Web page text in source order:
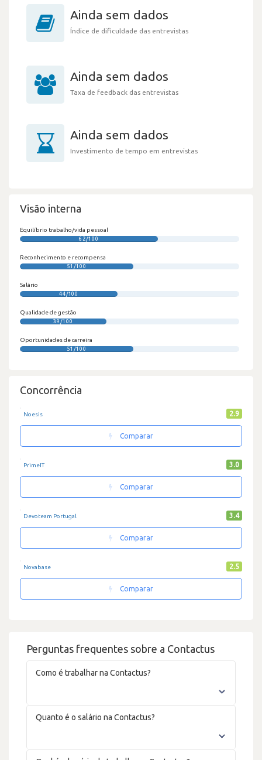
Ainda sem dados
Índice de dificuldade das entrevistas
Ainda sem dados
Taxa de feedback das entrevistas
Ainda sem dados
Investimento de tempo em entrevistas
Perguntas frequentes sobre a Contactus
Como é trabalhar na Contactus?
Quanto é o salário na Contactus?
Visão interna
Equilíbrio trabalho/vida pessoal
62/100
Reconhecimento e recompensa
51/100
Salário
44/100
Qualidade de gestão
39/100
Oportunidades de carreira
51/100
Concorrência
Noesis 2.9
Comparar
PrimeIT 3.0
Comparar
Devoteam Portugal 3.4
Comparar
Novabase 2.5
Comparar